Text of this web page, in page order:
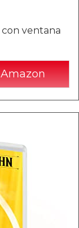
ventana